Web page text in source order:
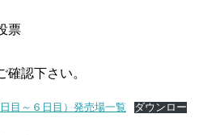
票
認下さい。
目～６日目）発売場一覧 ダウンロー